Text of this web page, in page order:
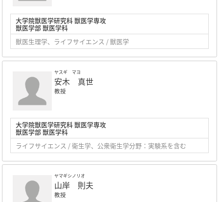
大学院獣医学研究科 獣医学専攻
獣医学部 獣医学科
獣医生理学、ライフサイエンス / 獣医学
ヤスギ マヨ
安木 真世
教授
大学院獣医学研究科 獣医学専攻
獣医学部 獣医学科
ライフサイエンス / 衛生学、公衆衛生学分野：実験系を含む
ヤマギシノリオ
山岸 則夫
教授